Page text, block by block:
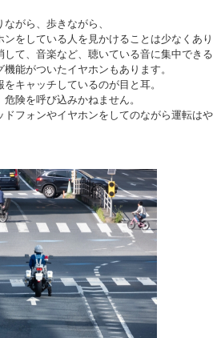
がら、歩きながら、
ンをしている人を見かけることは少なくあ
して、音楽など、聴いている音に集中できる
能がついたイヤホンもあります。
キャッチしているのが目と耳。
険を呼び込みかねません。
ドフォンやイヤホンをしてのながら運転は